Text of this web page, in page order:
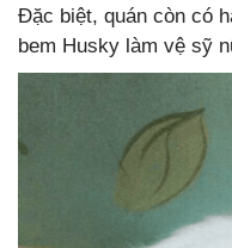
Đặc biệt, quán còn có
bem Husky làm vệ sỹ